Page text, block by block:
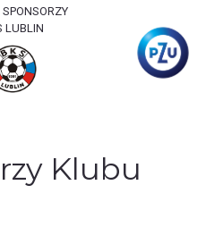
LUBLIN
Klubu